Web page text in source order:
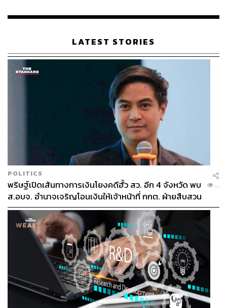
เรือนไทยที่ถูกซุกไว้
LATEST STORIES
POLITICS
พริษฐ์เปิดเส้นทางการเงินโยงคดีฮั้ว สว. อีก 4 จังหวัด พบ
ส.อบจ. อำนาจเจริญโอนเงินให้เจ้าหน้าที่ กกต. ฝ่ายสืบสวน
...